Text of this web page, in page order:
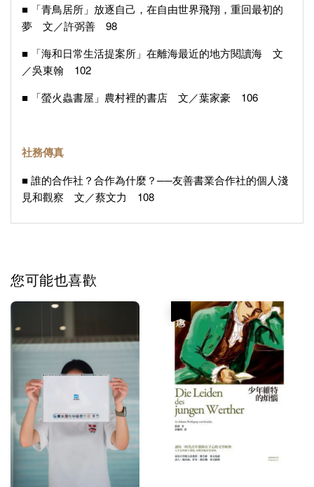
■ 「青鳥居所」放逐自己，在自由世界飛翔，重回最初的
夢 文／許弼善 98
■ 「海和日常生活提案所」在離海最近的地方閱讀海 文
／吳東翰 102
■ 「螢火蟲書屋」農村裡的書店 文／葉家豪 106
社務傳真
■ 誰的合作社？合作為什麼？──友善書業合作社的個人淺
見和觀察 文／蔡文力 108
您可能也喜歡